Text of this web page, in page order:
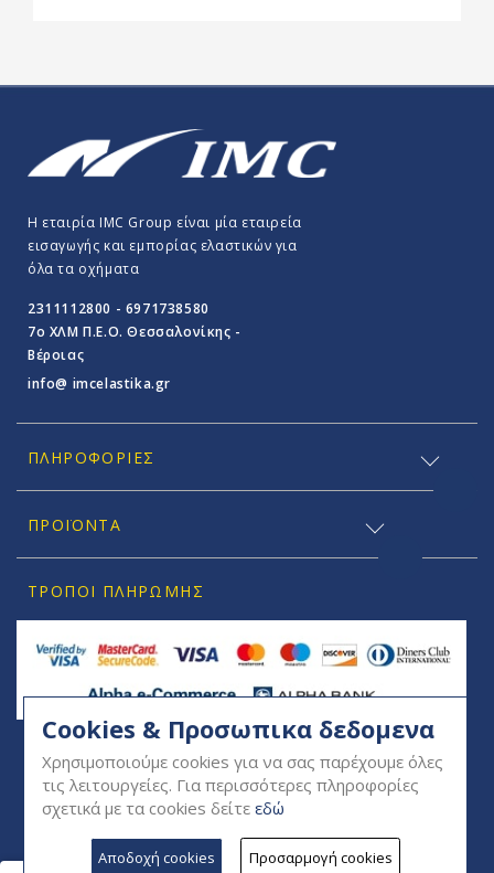
Η εταιρία IMC Group είναι μία εταιρεία
εισαγωγής και εμπορίας ελαστικών για
όλα τα οχήματα
2311112800 - 6971738580
7o ΧΛΜ Π.E.O. Θεσσαλονίκης -
Βέροιας
info@ imcelastika.gr
ΠΛΗΡΟΦΟΡΊΕΣ
ΠΡΟΪΟΝΤΑ
ΤΡΌΠΟΙ ΠΛΗΡΩΜΉΣ
SOCIAL
Cookies & Προσωπικα δεδομενα
Χρησιμοποιούμε cookies για να σας παρέχουμε όλες
τις λειτουργείες. Για περισσότερες πληροφορίες
σχετικά με τα cookies δείτε εδώ
Αποδοχή cookies Προσαρμογή cookies